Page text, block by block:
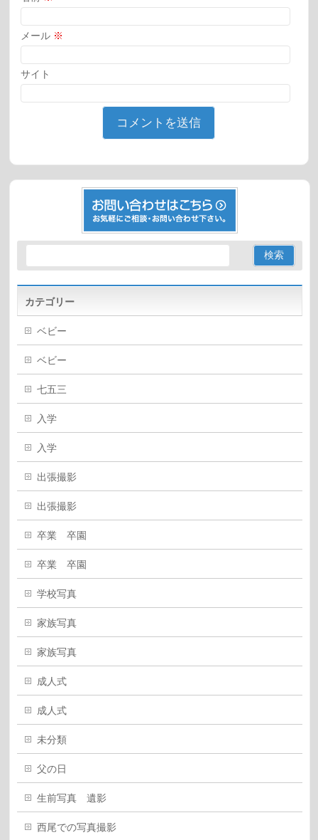
メール ※
サイト
カテゴリー
ベビー
ベビー
七五三
入学
入学
出張撮影
出張撮影
卒業 卒園
卒業 卒園
学校写真
家族写真
家族写真
成人式
成人式
未分類
父の日
生前写真 遺影
西尾での写真撮影